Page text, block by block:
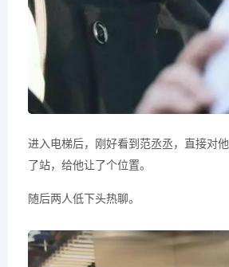
进入电梯后，刚好看到范丞丞，直接对
了站，给他让了个位置。
随后两人低下头热聊。